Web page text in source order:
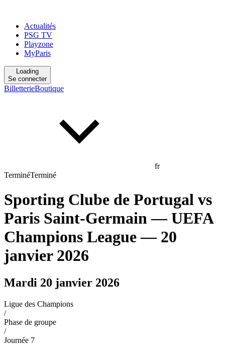
Actualités
PSG TV
Playzone
MyParis
Loading
Se connecter
BilletterieBoutique
fr
TerminéTerminé
Sporting Clube de Portugal vs
Paris Saint-Germain— UEFA
Champions League— 20
janvier 2026
Mardi 20 janvier 2026
Ligue des Champions
/
Phase de groupe
/
Journée 7